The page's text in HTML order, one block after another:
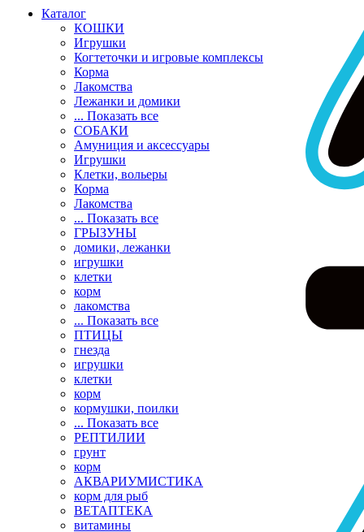
Каталог
КОШКИ
Игрушки
Когтеточки и игровые комплексы
Корма
Лакомства
Лежанки и домики
... Показать все
СОБАКИ
Амуниция и аксессуары
Игрушки
Клетки, вольеры
Корма
Лакомства
... Показать все
ГРЫЗУНЫ
домики, лежанки
игрушки
клетки
корм
лакомства
... Показать все
ПТИЦЫ
гнезда
игрушки
клетки
корм
кормушки, поилки
... Показать все
РЕПТИЛИИ
грунт
корм
АКВАРИУМИСТИКА
корм для рыб
ВЕТАПТЕКА
витамины